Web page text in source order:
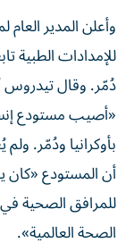
وأعلن المدير
للإمدادات الطبية
دُمّر. وقال
«أصيب مستودع
بأوكرانيا ودُمّر.
أن المستودع
للمرافق الصحية
الصحة العالمية».